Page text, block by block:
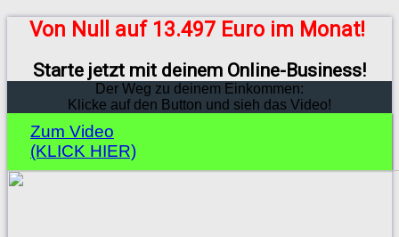
Von Null auf 13.497 Euro im Monat!
Starte jetzt mit deinem Online-Business!
Der Weg zu deinem Einkommen:
Klicke auf den Button und sieh das Video!
Zum Video
(KLICK HIER)